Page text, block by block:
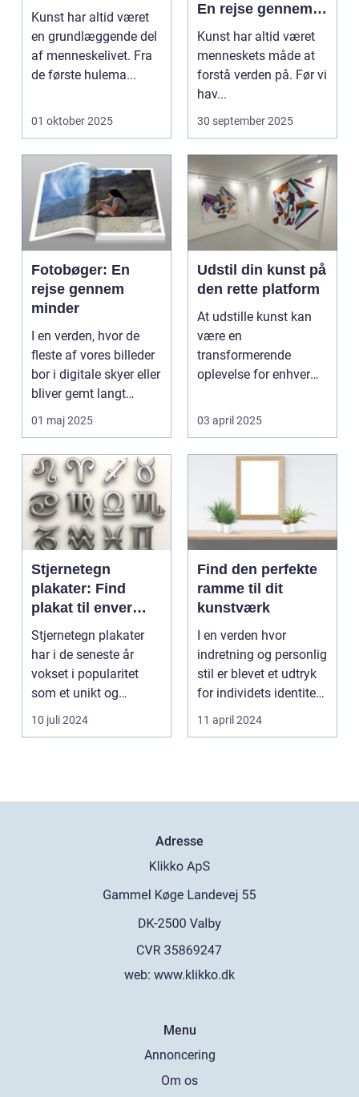
Kunst har altid været
en grundlæggende del
af menneskelivet. Fra
de første hulema...
01 oktober 2025
En rejse gennem
billedkunstens
udvikling
Kunst har altid været
menneskets måde at
forstå verden på. Før vi
hav...
30 september 2025
Fotobøger: En
rejse gennem
minder
I en verden, hvor de
fleste af vores billeder
bor i digitale skyer eller
bliver gemt langt
væk...
01 maj 2025
Udstil din kunst på
den rette platform
At udstille kunst kan
være en
transformerende
oplevelse for enhver
ikke ...
03 april 2025
Stjernetegn
plakater: Find
plakat til enver
smag
Stjernetegn plakater
har i de seneste år
vokset i popularitet
som et unikt og
personligt indslag i h...
10 juli 2024
Find den perfekte
ramme til dit
kunstværk
I en verden hvor
indretning og personlig
stil er blevet et udtryk
for individets identitet,
spiller ...
11 april 2024
Adresse
web: www.klikko.dk
Menu
Annoncering
Om os